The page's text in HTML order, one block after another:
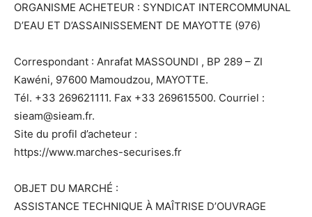
ORGANISME ACHETEUR : SYNDICAT INTERCOMMUNAL
D’EAU ET D’ASSAINISSEMENT DE MAYOTTE (976)
Correspondant : Anrafat MASSOUNDI , BP 289 – ZI
Kawéni, 97600 Mamoudzou, MAYOTTE.
Tél. +33 269621111. Fax +33 269615500. Courriel :
sieam@sieam.fr.
Site du profil d’acheteur :
https://www.marches-securises.fr
OBJET DU MARCHÉ :
ASSISTANCE TECHNIQUE À MAÎTRISE D’OUVRAGE